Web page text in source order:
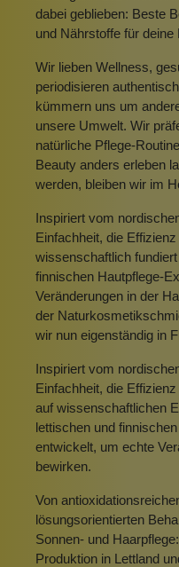
dabei geblieben: Beste
und Nährstoffe für deine
Wir lieben Wellness,
periodisieren
kümmern uns um
unsere Umwelt. Wir
natürliche Pflege-
Beauty anders erleben
werden, bleiben wir im
Inspiriert vom
Einfachheit, die
wissenschaftlich
finnischen Hautpflege-
Veränderungen in der
der
wir nun eigenständig in
Inspiriert vom
Einfachheit, die
auf wissenschaftlichen
lettischen und
entwickelt, um echte
bewirken.
Von
lösungsorientierten
Sonnen- und
Produktion in Lettland